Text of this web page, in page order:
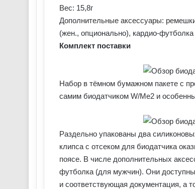
Вес: 15,8г
Дополнительные аксессуары:
(жен., опционально), кардио-
Комплект поставки
Набор в тёмном бумажном пакете с
самим биодатчиком W/Me2 и
Раздельно упакованы два
клипса с отсеком для биодатчика
поясе. В числе дополнительных
футболка (для мужчин). Они
и соответствующая документация, а